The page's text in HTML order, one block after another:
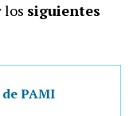
los siguientes
PAMI